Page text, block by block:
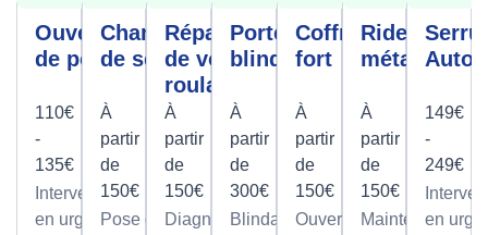
Ouverture
de porte
110€
-
135€
Intervention
en urgence
Changement
de serrure
À
partir
de
150€
Pose de
Réparation
de volet
roulant
À
partir
de
150€
Diagnostic et
Porte
blindée
À
partir
de
300€
Blindage
Coffre
fort
À
partir
de
150€
Ouverture
Rideau
métallique
À
partir
de
150€
Maintenance
149€
-
249€
en